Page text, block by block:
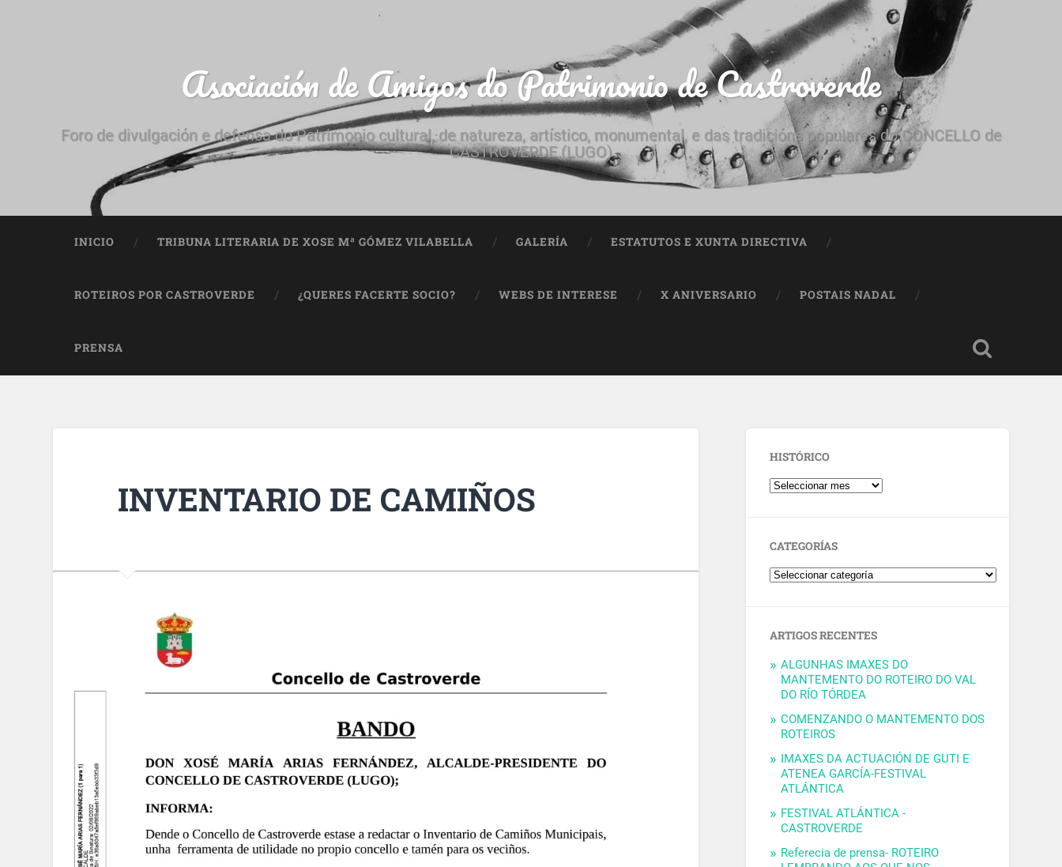
Asociación de Amigos do Patrimonio de Castroverde
Foro de divulgación e defensa do Patrimonio cultural, de natureza, artístico, monumental, e das tradicións populares do CONCELLO de
CASTROVERDE (LUGO)
INICIO TRIBUNA LITERARIA DE XOSE Mª GÓMEZ VILABELLA GALERÍA ESTATUTOS E XUNTA DIRECTIVA
ROTEIROS POR CASTROVERDE ¿QUERES FACERTE SOCIO? WEBS DE INTERESE X ANIVERSARIO POSTAIS NADAL
PRENSA
INVENTARIO DE CAMIÑOS
HISTÓRICO
CATEGORÍAS
ARTIGOS RECENTES
ALGUNHAS IMAXES DO
MANTEMENTO DO ROTEIRO DO VAL
DO RÍO TÓRDEA
COMENZANDO O MANTEMENTO DOS
ROTEIROS
IMAXES DA ACTUACIÓN DE GUTI E
ATENEA GARCÍA-FESTIVAL
ATLÁNTICA
FESTIVAL ATLÁNTICA -
CASTROVERDE
Referecia de prensa- ROTEIRO